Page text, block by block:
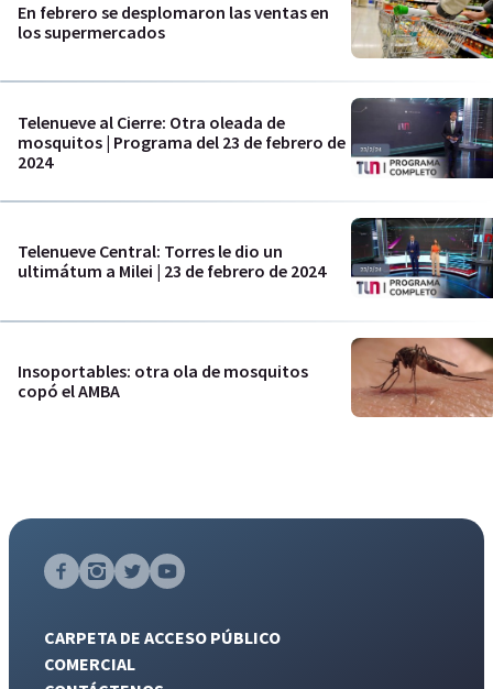
En febrero se desplomaron las ventas en
los supermercados
Telenueve al Cierre: Otra oleada de
mosquitos | Programa del 23 de febrero de
2024
Telenueve Central: Torres le dio un
ultimátum a Milei | 23 de febrero de 2024
Insoportables: otra ola de mosquitos
copó el AMBA
CARPETA DE ACCESO PÚBLICO
COMERCIAL